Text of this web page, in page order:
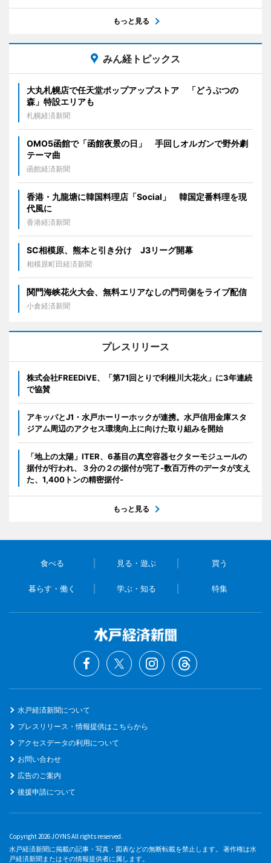
もっと見る
みん経トピックス
大丸札幌店で任天堂ポップアップストア 「どうぶつの
森」特設エリアも
札幌経済新聞
OMO5函館で「函館夜景の日」 手回しオルガンで野外劇
テーマ曲
函館経済新聞
香港・九龍塘に韓国料理店「Social」 韓国定番料理を現
代風に
香港経済新聞
SC相模原、熊本と引き分け J3リーグ開幕
相模原町田経済新聞
関門海峡花火大会、無料エリアなしの門司側をライブ配信
小倉経済新聞
プレスリリース
株式会社FREEDiVE、「第71回とりで利根川大花火」に3年連続
で協賛
アキッパとJ1・水戸ホーリーホックが連携。水戸信用金庫スタ
ジアム周辺のアクセス環境向上に向けた取り組みを開始
「地上の太陽」ITER、6基目の真空容器セクターモジュールの
据付が行われ、３分の２の据付が完了-数百万件のデータが支え
た、1,400トンの精密据付-
もっと見る
食べる 見る・遊ぶ 買う
暮らす・働く 学ぶ・知る 特集
水戸経済新聞について
プレスリリース・情報提供はこちらから
アクセスデータの利用について
お問い合わせ
広告のご案内
後援申請について
Copyright 2026 JOYNS All rights reserved.
水戸経済新聞に掲載の記事・写真・図表などの無断転載を禁止します。 著作権は水
戸経済新聞またはその情報提供者に属します。